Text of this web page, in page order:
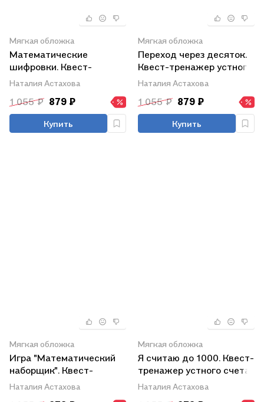
Мягкая обложка
Математические
шифровки. Квест-
тренажер устного счета.
Наталия Астахова
1 055 ₽ 879 ₽
Купить
Мягкая обложка
Переход через десяток.
Квест-тренажер устного
счета. Сложение и
пределах 100. Уровень 2
Наталия Астахова
1 055 ₽ 879 ₽
Купить
Мягкая обложка
Игра "Математический
наборщик". Квест-
тренажер устного счета.
Наталия Астахова
Мягкая обложка
Я считаю до 1000. Квест-
тренажер устного счета.
Сложение и вычитание
Наталия Астахова